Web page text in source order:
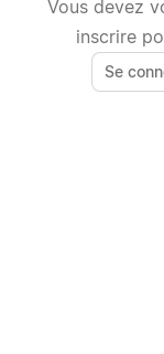
Vous devez
inscrire
Se